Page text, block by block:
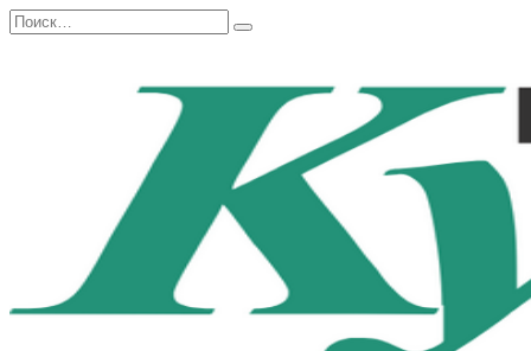
Перейти
к
Search
for: